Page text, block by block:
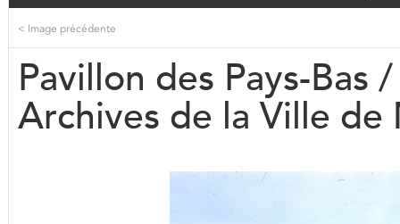
< Image précédente
Pavillon des Pays-
Archives de la Ville de